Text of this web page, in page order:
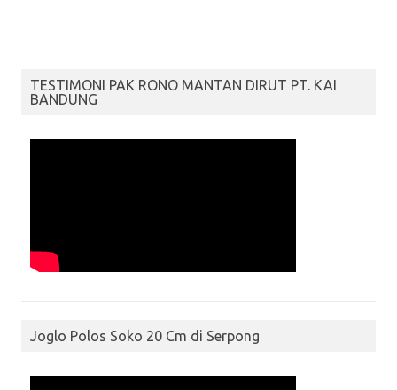
TESTIMONI PAK RONO MANTAN DIRUT PT. KAI
BANDUNG
Joglo Polos Soko 20 Cm di Serpong